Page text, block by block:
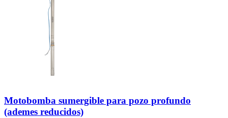
Motobomba sumergible para pozo profundo
(ademes reducidos)